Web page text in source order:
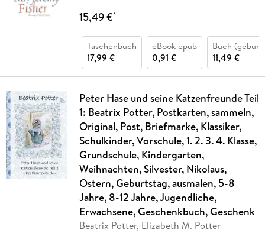
15,49 €*
Taschenbuch
17,99 €
eBook epub
0,91 €
Buch
11,49 €
Peter Hase und seine Katzenfreunde Teil
1: Beatrix Potter, Postkarten, sammeln,
Original, Post, Briefmarke, Klassiker,
Schulkinder, Vorschule, 1. 2. 3. 4. Klasse,
Grundschule, Kindergarten,
Weihnachten, Silvester, Nikolaus,
Ostern, Geburtstag, ausmalen, 5-8
Jahre, 8-12 Jahre, Jugendliche,
Erwachsene, Geschenkbuch, Geschenk
Beatrix Potter, Elizabeth M. Potter